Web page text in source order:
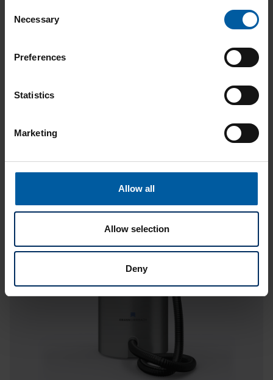
Selection
Necessary
Preferences
Statistics
Marketing
Allow all
Allow selection
Deny